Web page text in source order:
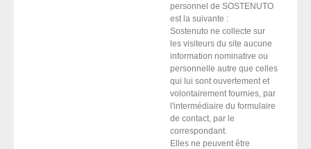
personnel de SOSTENUTO
est la suivante :
Sostenuto ne collecte sur
les visiteurs du site aucune
information nominative ou
personnelle autre que celles
qui lui sont ouvertement et
volontairement fournies, par
l'intermédiaire du formulaire
de contact, par le
correspondant.
Elles ne peuvent être